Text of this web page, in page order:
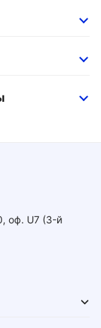
оф. U7 (3-й